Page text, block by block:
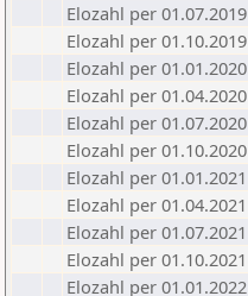
Elozahl per 01.07.2019
Elozahl per 01.10.2019
Elozahl per 01.01.2020
Elozahl per 01.04.2020
Elozahl per 01.07.2020
Elozahl per 01.10.2020
Elozahl per 01.01.2021
Elozahl per 01.04.2021
Elozahl per 01.07.2021
Elozahl per 01.10.2021
Elozahl per 01.01.2022